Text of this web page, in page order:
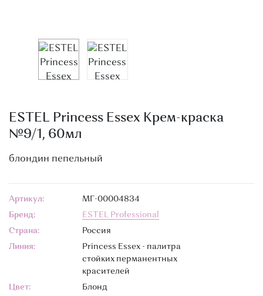
ESTEL Princess Essex Крем-краска
№9/1, 60мл
блондин пепельный
Артикул:
МГ-00004834
Бренд:
ESTEL Professional
Страна:
Россия
Линия:
Princess Essex - палитра
стойких перманентных
красителей
Цвет:
Блонд